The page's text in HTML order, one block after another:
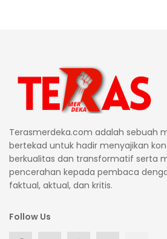
Terasmerdeka.com adalah sebuah
bertekad untuk hadir menyajikan
berkualitas dan transformatif serta
pencerahan kepada pembaca
faktual, aktual, dan kritis.
Follow Us